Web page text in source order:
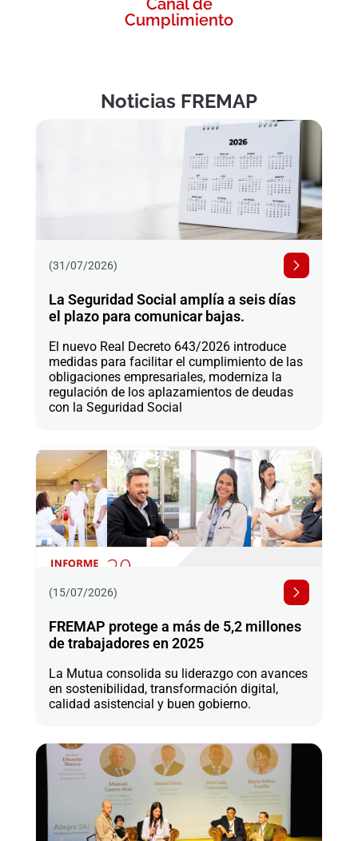
Canal de
Cumplimiento
Noticias FREMAP
(31/07/2026)
La Seguridad Social amplía a seis días
el plazo para comunicar bajas.
El nuevo Real Decreto 643/2026 introduce
medidas para facilitar el cumplimiento de las
obligaciones empresariales, moderniza la
regulación de los aplazamientos de deudas
con la Seguridad Social
(15/07/2026)
FREMAP protege a más de 5,2 millones
de trabajadores en 2025
La Mutua consolida su liderazgo con avances
en sostenibilidad, transformación digital,
calidad asistencial y buen gobierno.